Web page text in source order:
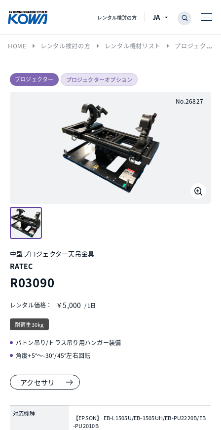
レンタル検討の方
HOME arrow_right レンタル検討の方 arrow_right レンタル機材リスト arrow_right プロジェクター
プロジェクター プロジェクターオプション
No.26827
中型プロジェクター天吊金具
RATEC
R03090
レンタル価格： ¥ 5,000 / 1日
耐荷重30kg
バトン吊り/トラス吊り用ハンガー装備
角度+5°〜-30°/45°左右回転
アクセサリ
対応機種
【EPSON】 EB-L1505U/EB-1505UH/EB-PU2220B/EB
-PU2010B